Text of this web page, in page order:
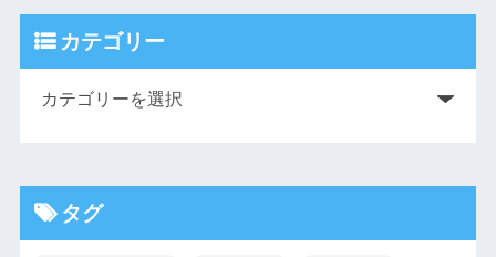
カテゴリー
タグ